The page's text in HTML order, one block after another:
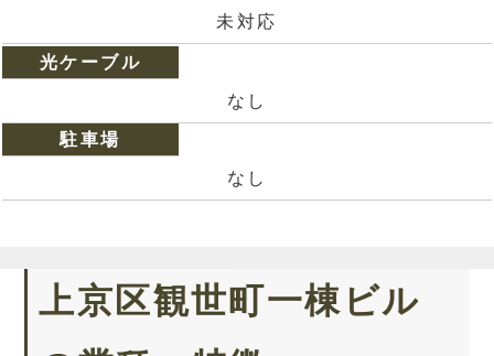
未対応
光ケーブル
なし
駐車場
なし
上京区観世町一棟ビル